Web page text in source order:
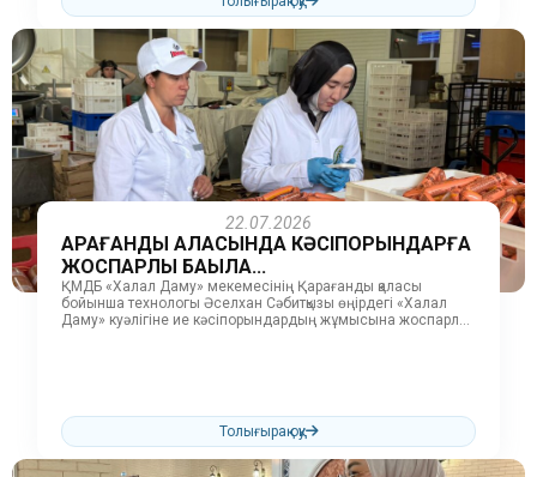
22.07.2026
ҚАРАҒАНДЫ ҚАЛАСЫНДА КӘСІПОРЫНДАРҒА
ЖОСПАРЛЫ БАҚЫЛА...
ҚМДБ «Халал Даму» мекемесінің Қарағанды қаласы
бойынша технологы Әселхан Сәбитқызы өңірдегі «Халал
Даму» куәлігіне ие кәсіпорындардың жұмысына жоспарлы
Толығырақ оқу